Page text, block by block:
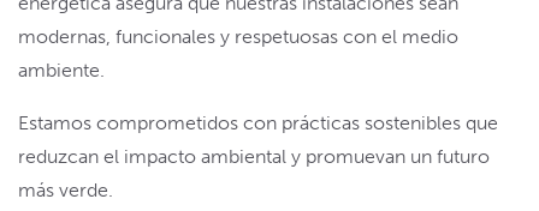
modernas, funcionales y respetuosas con el medio
ambiente.
Estamos comprometidos con prácticas sostenibles que
reduzcan el impacto ambiental y promuevan un futuro
más verde.